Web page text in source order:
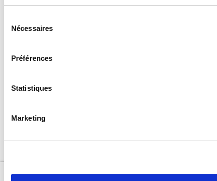
Nécessaires
Préférences
Statistiques
Marketing